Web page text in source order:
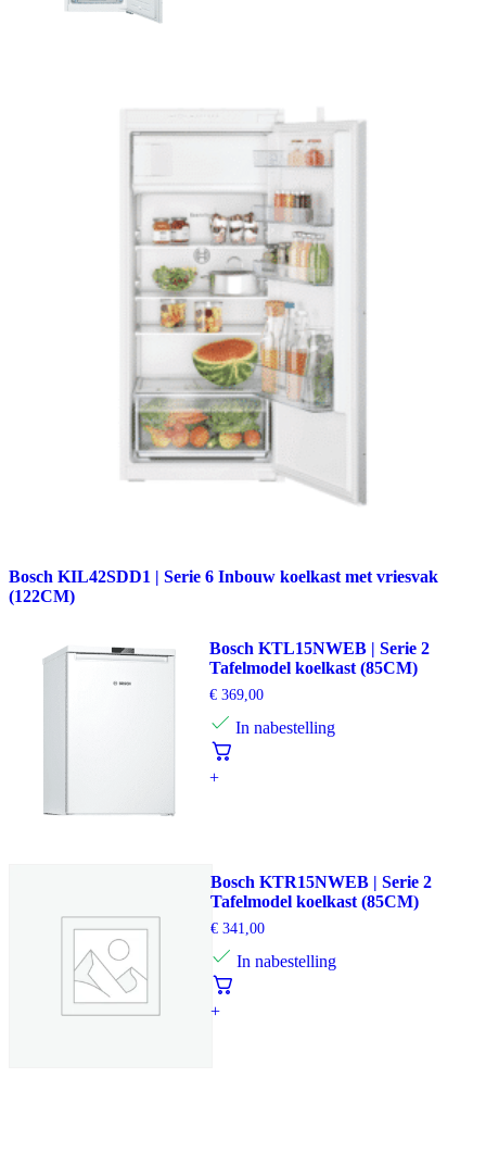
Bosch KIL42SDD1 | Serie 6 Inbouw koelkast met vriesvak
(122CM)
Bosch KTL15NWEB | Serie 2
Tafelmodel koelkast (85CM)
€ 369,00
In nabestelling
+
Bosch KTR15NWEB | Serie 2
Tafelmodel koelkast (85CM)
€341,00
In nabestelling
+